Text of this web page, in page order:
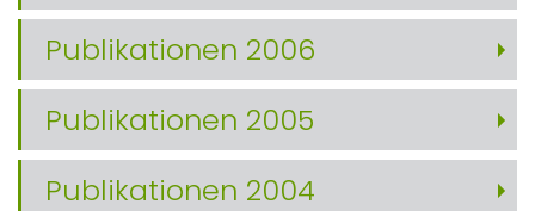
Publikationen 2006
Publikationen 2005
Publikationen 2004